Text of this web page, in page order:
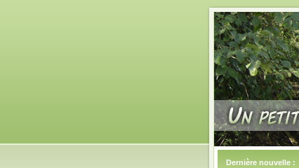
Dernière nouvelle :